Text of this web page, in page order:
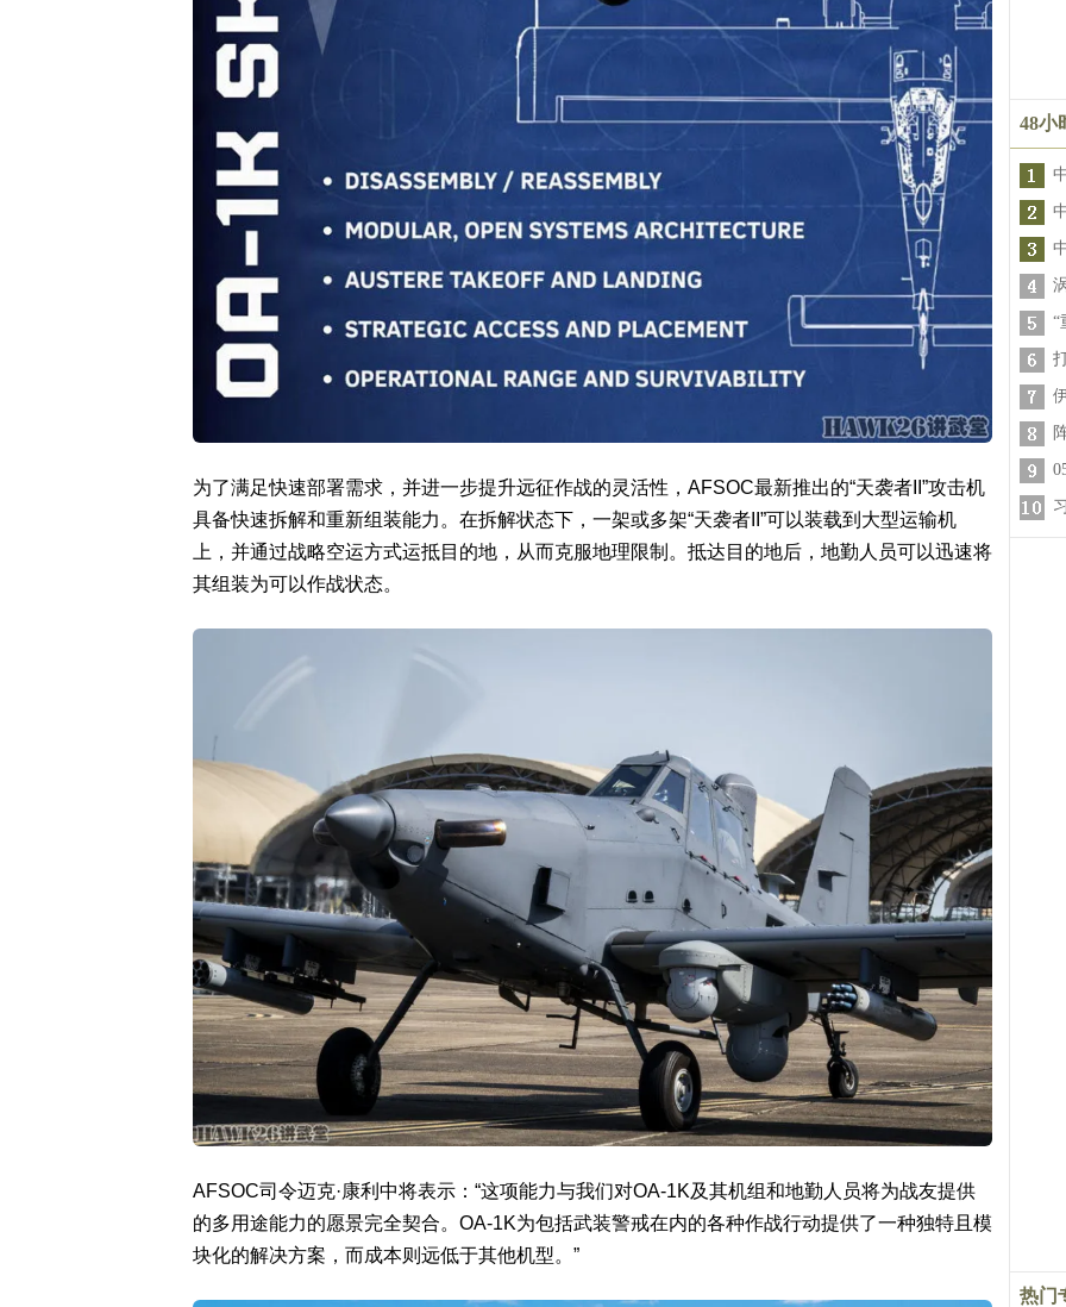
为了满足快速部署需求，并进一步提升远征作战的灵活性，AFSOC最新推出的“天袭者II”攻击机
具备快速拆解和重新组装能力。在拆解状态下，一架或多架“天袭者II”可以装载到大型运输机
上，并通过战略空运方式运抵目的地，从而克服地理限制。抵达目的地后，地勤人员可以迅速将
其组装为可以作战状态。
AFSOC司令迈克·康利中将表示：“这项能力与我们对OA-1K及其机组和地勤人员将为战友提供
的多用途能力的愿景完全契合。OA-1K为包括武装警戒在内的各种作战行动提供了一种独特且模
块化的解决方案，而成本则远低于其他机型。”
48小
“
热门